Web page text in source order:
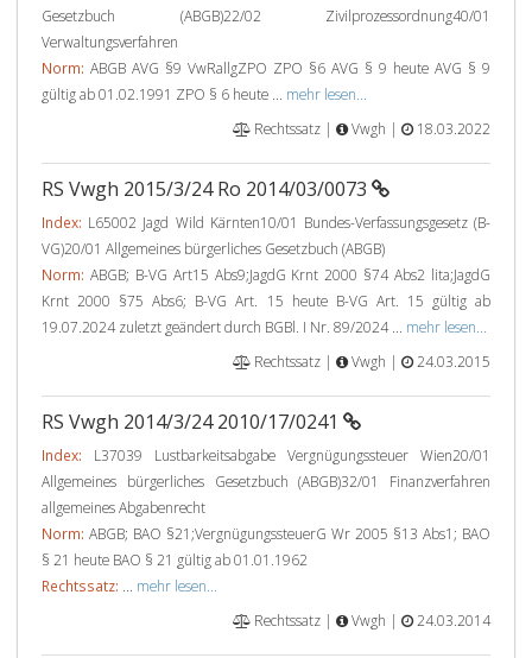
Gesetzbuch (ABGB)22/02 Zivilprozessordnung40/01
Verwaltungsverfahren
Norm: ABGB AVG §9 VwRallgZPO ZPO §6 AVG § 9 heute AVG § 9
gültig ab 01.02.1991 ZPO § 6 heute ... mehr lesen...
Rechtssatz |
Vwgh | 18.03.2022
RS Vwgh 2015/3/24 Ro 2014/03/0073
Index: L65002 Jagd Wild Kärnten10/01 Bundes-Verfassungsgesetz (B-
VG)20/01 Allgemeines bürgerliches Gesetzbuch (ABGB)
Norm: ABGB; B-VG Art15 Abs9;JagdG Krnt 2000 §74 Abs2 lita;JagdG
Krnt 2000 §75 Abs6; B-VG Art. 15 heute B-VG Art. 15 gültig ab
19.07.2024 zuletzt geändert durch BGBl. I Nr. 89/2024 ... mehr lesen...
Rechtssatz |
Vwgh | 24.03.2015
RS Vwgh 2014/3/24 2010/17/0241
Index: L37039 Lustbarkeitsabgabe Vergnügungssteuer Wien20/01
Allgemeines bürgerliches Gesetzbuch (ABGB)32/01 Finanzverfahren
allgemeines Abgabenrecht
Norm: ABGB; BAO §21;VergnügungssteuerG Wr 2005 §13 Abs1; BAO
§ 21 heute BAO § 21 gültig ab 01.01.1962
Rechtssatz:
mehr lesen...
Rechtssatz |
Vwgh | 24.03.2014